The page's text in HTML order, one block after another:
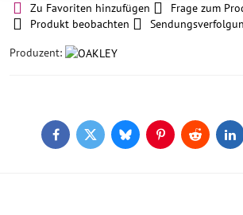
Zu Favoriten hinzufügen
Frage zum
Produkt beobachten
Produzent:
FacebookTwitterBlueskyPinterestReddit